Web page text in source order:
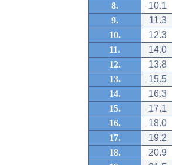
8.
10.1
9.
11.3
10.
12.3
11.
14.0
12.
13.8
13.
15.5
14.
16.3
15.
17.1
16.
18.0
17.
19.2
18.
20.9